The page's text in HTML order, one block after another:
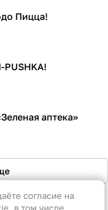
Пицца!
аптека»
могут
согласие на
в том числе